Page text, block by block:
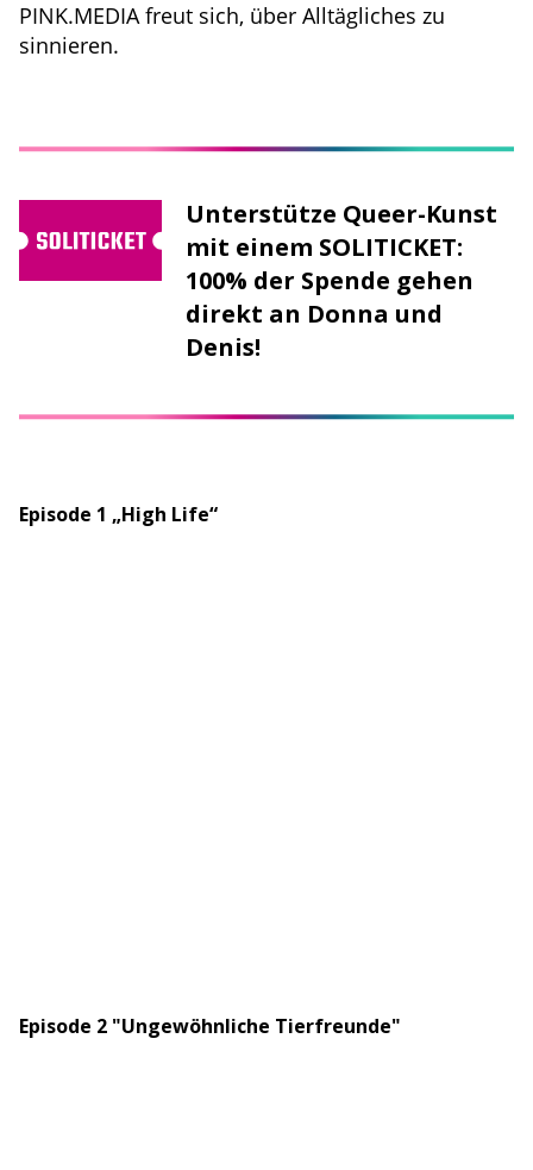
PINK.MEDIA freut sich, über Alltägliches zu
sinnieren.
Unterstütze Queer-Kunst
mit einem SOLITICKET:
100% der Spende gehen
direkt an Donna und
Denis!
Episode 1 „High Life“
Episode 2 "Ungewöhnliche Tierfreunde"